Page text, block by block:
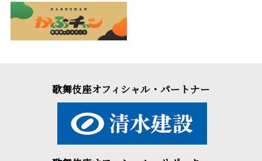
歌舞伎座オフィシャル・パートナー